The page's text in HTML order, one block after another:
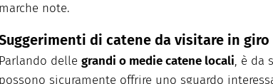
marche note.
di catene da visitare in
Parlando delle grandi o medie catene locali, è da
possono sicuramente offrire uno sguardo